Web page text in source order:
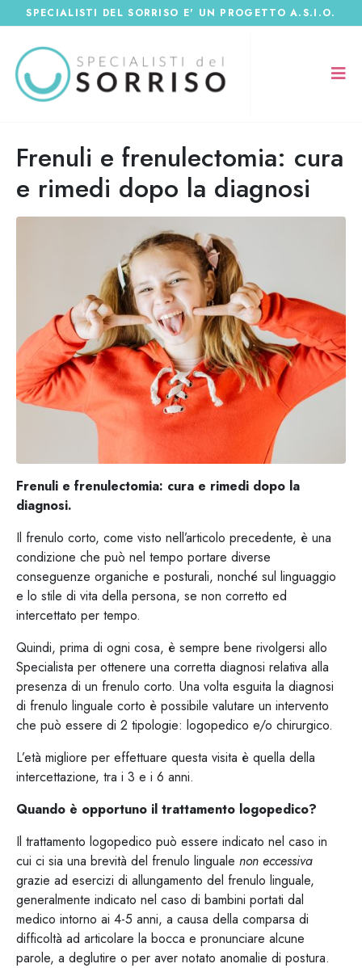
SPECIALISTI DEL SORRISO E' UN PROGETTO A.S.I.O.
Frenuli e frenulectomia: cura
e rimedi dopo la diagnosi
Frenuli e frenulectomia: cura e rimedi dopo la
diagnosi.
Il frenulo corto, come visto nell’articolo precedente, è una
condizione che può nel tempo portare diverse
conseguenze organiche e posturali, nonché sul linguaggio
e lo stile di vita della persona, se non corretto ed
intercettato per tempo.
Quindi, prima di ogni cosa, è sempre bene rivolgersi allo
Specialista per ottenere una corretta diagnosi relativa alla
presenza di un frenulo corto. Una volta esguita la diagnosi
di frenulo linguale corto è possibile valutare un intervento
che può essere di 2 tipologie: logopedico e/o chirurgico.
L’età migliore per effettuare questa visita è quella della
intercettazione, tra i 3 e i 6 anni.
Quando è opportuno il trattamento logopedico?
Il trattamento logopedico può essere indicato nel caso in
cui ci sia una brevità del frenulo linguale non eccessiva
grazie ad esercizi di allungamento del frenulo linguale,
generalmente indicato nel caso di bambini portati dal
medico intorno ai 4-5 anni, a causa della comparsa di
difficoltà ad articolare la bocca e pronunciare alcune
parole, a deglutire o per aver notato anomalie di postura.